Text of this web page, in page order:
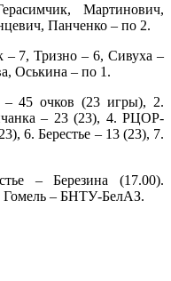
Мартинович,
Панченко – по 2.
7, Тризно – 6, Сивуха –
Оськина – по 1.
– 45 очков (23 игры), 2.
– 23 (23), 4. РЦОР-
6. Берестье – 13 (23), 7.
– Березина (17.00).
Гомель – БНТУ-БелАЗ.